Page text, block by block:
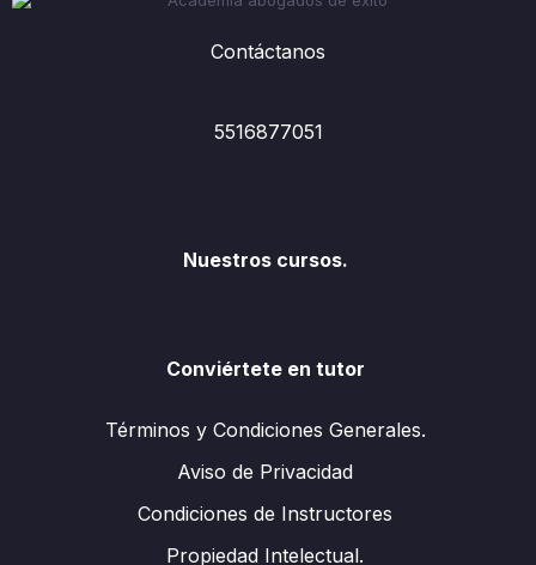
Contáctanos
5516877051
Nuestros cursos.
Conviértete en tutor
Términos y Condiciones Generales.
Aviso de Privacidad
Condiciones de Instructores
Propiedad Intelectual.